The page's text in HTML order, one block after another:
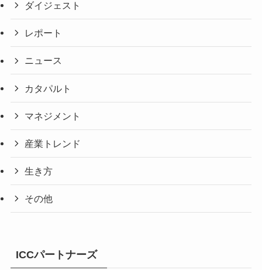
ダイジェスト
レポート
ニュース
カタパルト
マネジメント
産業トレンド
生き方
その他
ICCパートナーズ